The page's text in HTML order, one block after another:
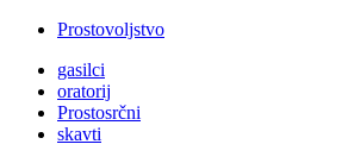
Prostovoljstvo
gasilci
oratorij
Prostosrčni
skavti